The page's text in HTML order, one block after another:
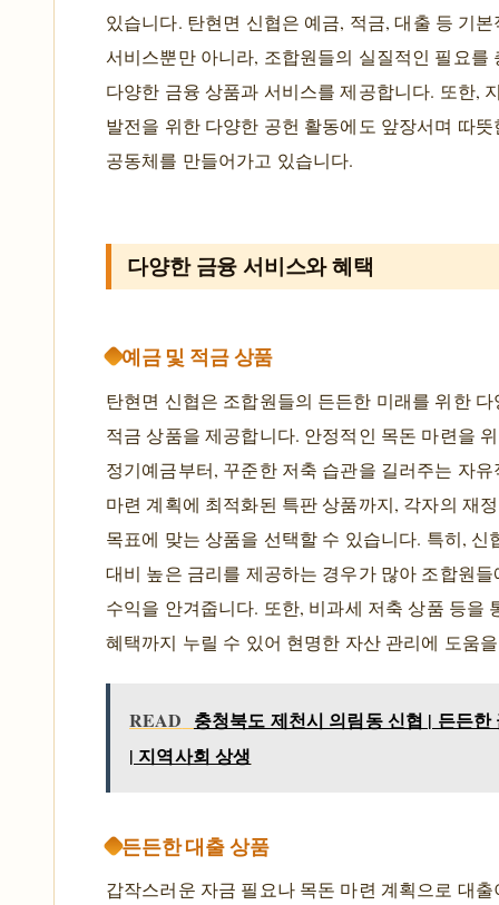
있습니다. 탄현면 신협은 예금, 적금, 대출 등 기
서비스뿐만 아니라, 조합원들의 실질적인 필요를
다양한 금융 상품과 서비스를 제공합니다. 또한,
발전을 위한 다양한 공헌 활동에도 앞장서며 따뜻
공동체를 만들어가고 있습니다.
다양한 금융 서비스와 혜택
예금 및 적금 상품
탄현면 신협은 조합원들의 든든한 미래를 위한
적금 상품을 제공합니다. 안정적인 목돈 마련을
정기예금부터, 꾸준한 저축 습관을 길러주는 자
마련 계획에 최적화된 특판 상품까지, 각자의 재
목표에 맞는 상품을 선택할 수 있습니다. 특히, 신
대비 높은 금리를 제공하는 경우가 많아 조합원
수익을 안겨줍니다. 또한, 비과세 저축 상품 등을
혜택까지 누릴 수 있어 현명한 자산 관리에 도움
READ 충청북도 제천시 의림동 신협 | 든든한
| 지역사회 상생
든든한 대출 상품
갑작스러운 자금 필요나 목돈 마련 계획으로 대